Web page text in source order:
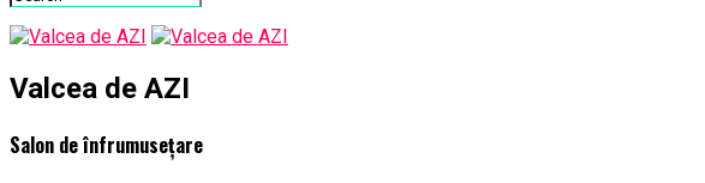
Valcea de AZI
Salon de înfrumuseţare